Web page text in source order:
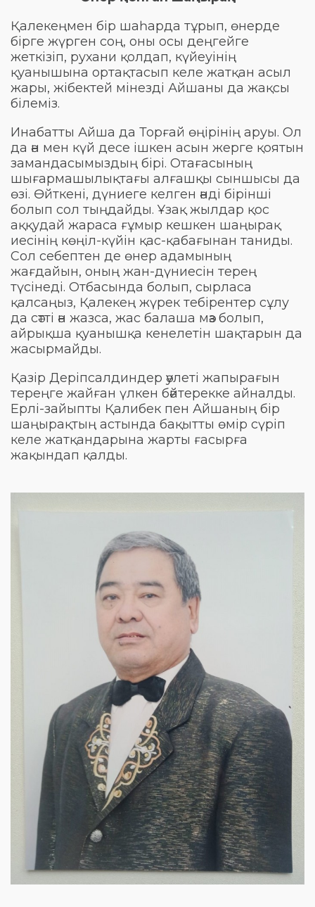
Қалекеңмен бір шаһарда тұрып, өнерде
бірге жүрген соң, оны осы деңгейге
жеткізіп, рухани қолдап, күйеуінің
қуанышына ортақтасып келе жатқан асыл
жары, жібектей мінезді Айшаны да жақсы
білеміз.
Инабатты Айша да Торғай өңірінің аруы. Ол
да ән мен күй десе ішкен асын жерге қоятын
замандасымыздың бірі. Отағасының
шығармашылықтағы алғашқы сыншысы да
өзі. Өйткені, дүниеге келген әнді бірінші
болып сол тыңдайды. Ұзақ жылдар қос
аққудай жараса ғұмыр кешкен шаңырақ
иесінің көңіл-күйін қас-қабағынан таниды.
Сол себептен де өнер адамының
жағдайын, оның жан-дүниесін терең
түсінеді. Отбасында болып, сырласа
қалсаңыз, Қалекең жүрек тебірентер сұлу
да сәтті ән жазса, жас балаша мәз болып,
айрықша қуанышқа кенелетін шақтарын да
жасырмайды.
Қазір Деріпсалдиндер әулеті жапырағын
тереңге жайған үлкен бәйтерекке айналды.
Ерлі-зайыпты Қалибек пен Айшаның бір
шаңырақтың астында бақытты өмір сүріп
келе жатқандарына жарты ғасырға
жақындап қалды.